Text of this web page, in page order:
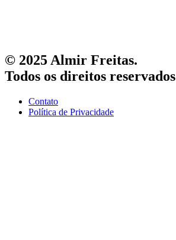
© 2025 Almir Freitas.
Todos os direitos reservados
Contato
Política de Privacidade